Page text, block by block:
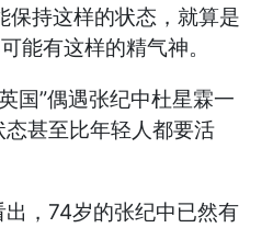
保持这样的状态，就算是
能有这样的精气神。
国”偶遇张纪中杜星霖一
甚至比年轻人都要活
，74岁的张纪中已然有